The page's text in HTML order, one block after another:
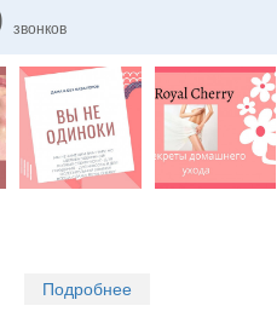
звонков
Подробнее